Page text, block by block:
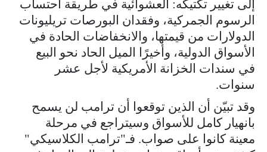
إلى تغيير تكتيكه: العشوائية في طريقة احتساب
الرسوم الجمركية، وفقدان البورصات تريليونات
الدولارات من قيمتها، والانخفاضات الحادة في
الأسواق الدولية، وأخيرًا الميل الحاد نحو البيع
في سندات الخزانة الأمريكية لأجل عشر
سنوات.
وقد تبيّن أن الذين توقعوا أن ترامب لن يسمح
بانهيار كامل للأسواق وسيتراجع في مرحلة
معينة كانوا على صواب. فـ"ترامب الكلاسيكي"